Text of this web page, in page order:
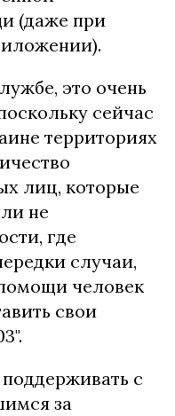
(даже при
это очень
сейчас
территориях
лиц, которые
не
где
случаи,
человек
свои
с
за